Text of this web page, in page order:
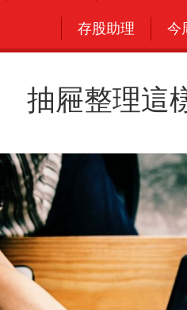
存股助理 今
抽屜整理這